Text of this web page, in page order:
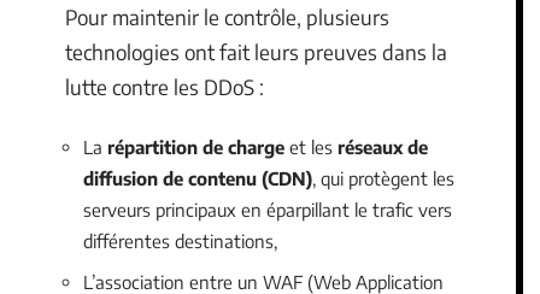
Pour maintenir le contrôle, plusieurs
technologies ont fait leurs preuves dans la
lutte contre les DDoS :
La répartition de charge et les réseaux de
diffusion de contenu (CDN), qui protègent les
serveurs principaux en éparpillant le trafic vers
différentes destinations,
L’association entre un WAF (Web Application